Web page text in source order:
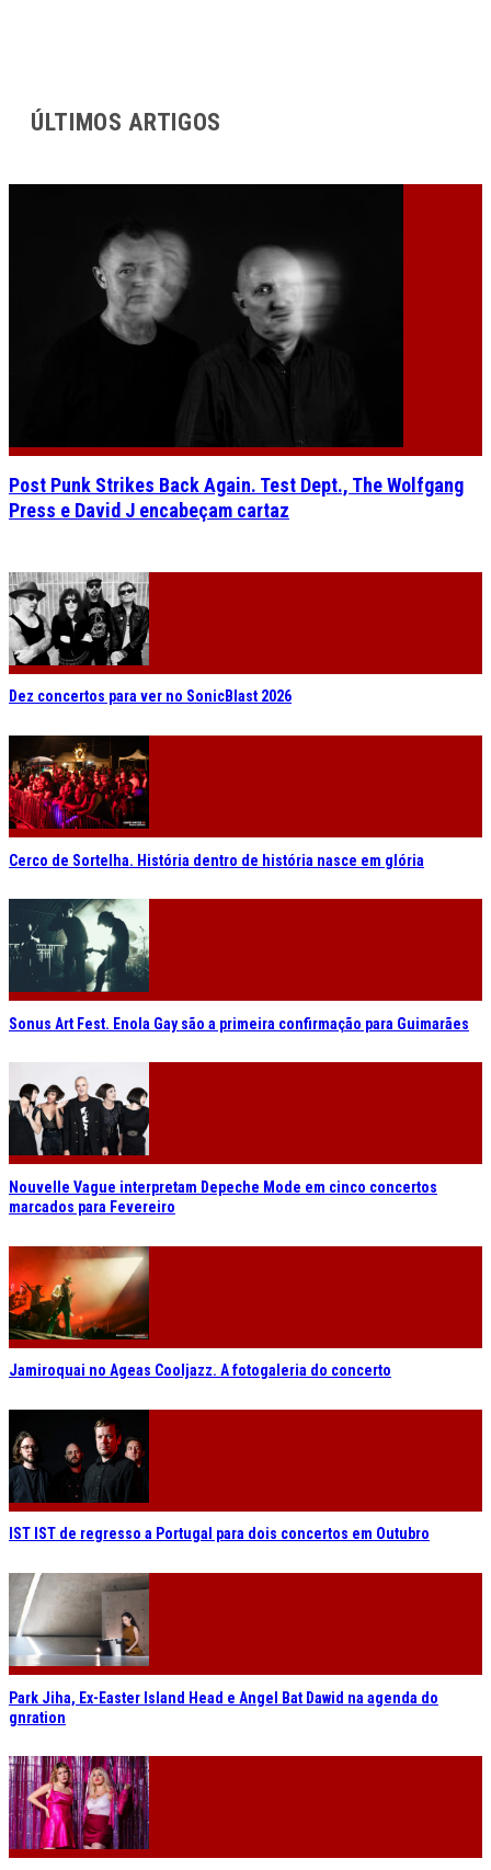
ÚLTIMOS ARTIGOS
Post Punk Strikes Back Again. Test Dept., The Wolfgang
Press e David J encabeçam cartaz
Dez concertos para ver no SonicBlast 2026
Cerco de Sortelha. História dentro de história nasce em glória
Sonus Art Fest. Enola Gay são a primeira confirmação para Guimarães
Nouvelle Vague interpretam Depeche Mode em cinco concertos
marcados para Fevereiro
Jamiroquai no Ageas Cooljazz. A fotogaleria do concerto
IST IST de regresso a Portugal para dois concertos em Outubro
Park Jiha, Ex-Easter Island Head e Angel Bat Dawid na agenda do
gnration